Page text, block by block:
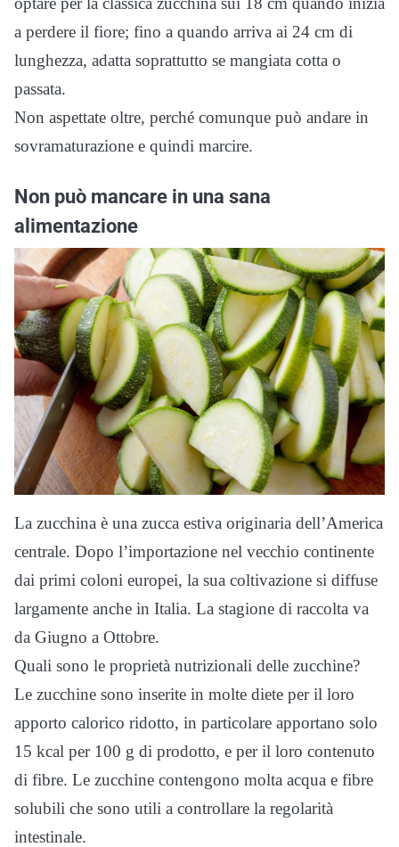
a perdere il fiore; fino a quando arriva ai 24 cm di
lunghezza, adatta soprattutto se mangiata cotta o
passata.
Non aspettate oltre, perché comunque può andare in
sovramaturazione e quindi marcire.
Non può mancare in una sana
alimentazione
La zucchina è una zucca estiva originaria dell’America
centrale. Dopo l’importazione nel vecchio continente
dai primi coloni europei, la sua coltivazione si diffuse
largamente anche in Italia. La stagione di raccolta va
da Giugno a Ottobre.
Quali sono le proprietà nutrizionali delle zucchine?
Le zucchine sono inserite in molte diete per il loro
apporto calorico ridotto, in particolare apportano solo
15 kcal per 100 g di prodotto, e per il loro contenuto
di fibre. Le zucchine contengono molta acqua e fibre
solubili che sono utili a controllare la regolarità
intestinale.